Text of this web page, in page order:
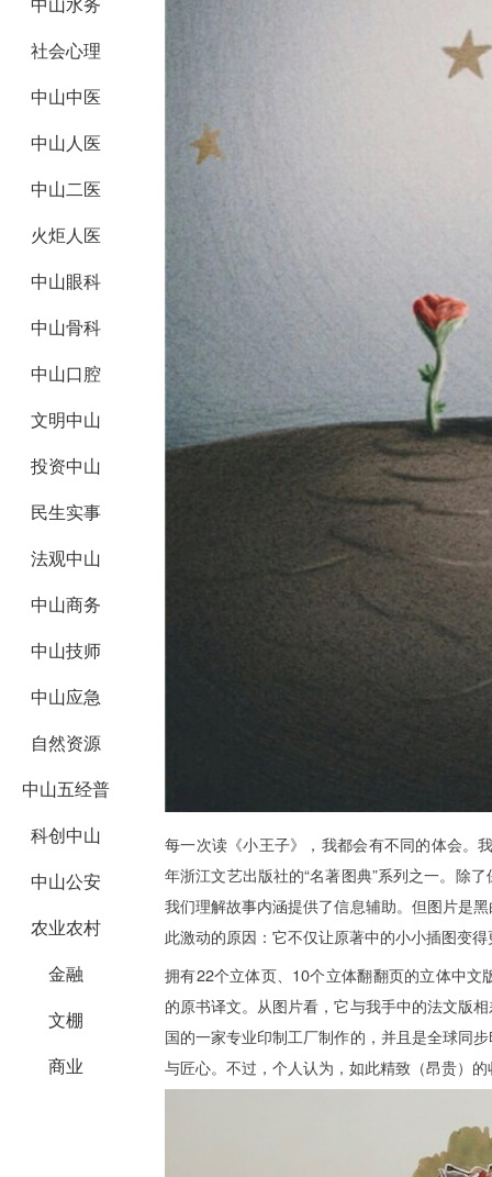
社会心理
中山中医
中山人医
中山二医
火炬人医
中山眼科
中山骨科
中山口腔
文明中山
投资中山
民生实事
法观中山
中山商务
中山技师
中山应急
自然资源
中山五经普
科创中山
中山公安
农业农村
金融
文棚
商业
每一次读《小王子》，我都会有不同的体会。
年浙江文艺出版社的“名著图典”系列之一。除
我们理解故事内涵提供了信息辅助。但图片是
此激动的原因：它不仅让原著中的小小插图变
拥有22个立体页、10个立体翻翻页的立体中
的原书译文。从图片看，它与我手中的法文版
国的一家专业印制工厂制作的，并且是全球同
与匠心。不过，个人认为，如此精致（昂贵）